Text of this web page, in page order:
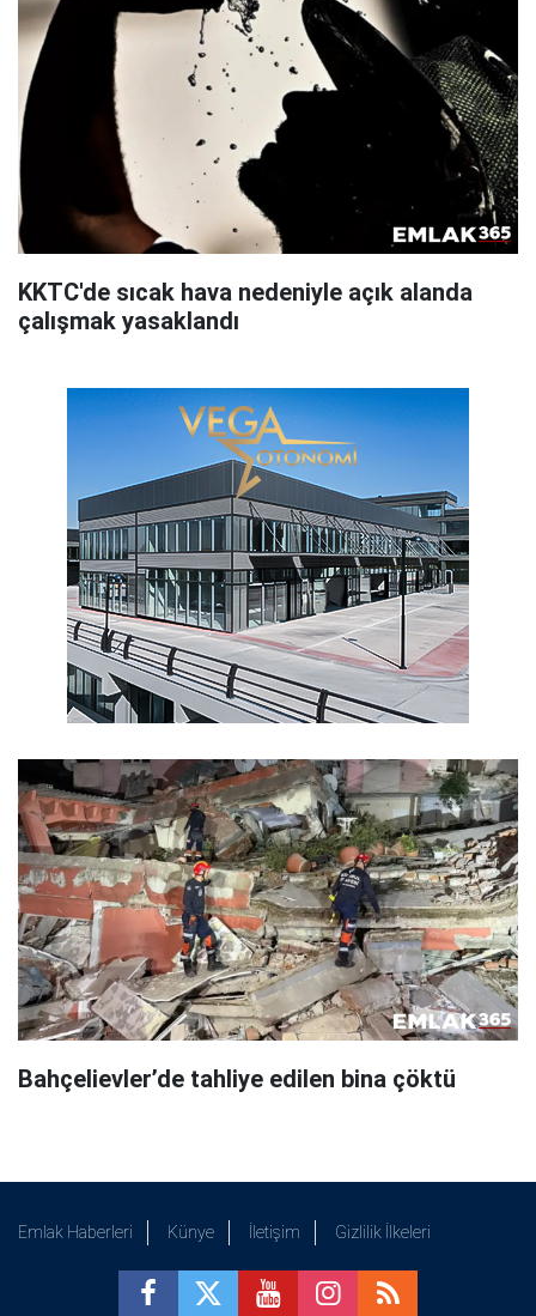
KKTC'de sıcak hava nedeniyle açık alanda
çalışmak yasaklandı
Bahçelievler’de tahliye edilen bina çöktü
Emlak Haberleri Künye İletişim Gizlilik İlkeleri